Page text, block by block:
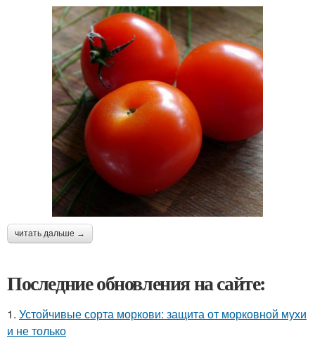
читать дальше →
Последние обновления на сайте:
1. Устойчивые сорта моркови: защита от морковной мухи
и не только